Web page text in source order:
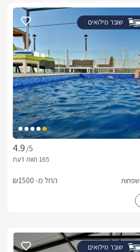
שובר מילואים
/5
החל מ- ₪1500
שובר מילואים